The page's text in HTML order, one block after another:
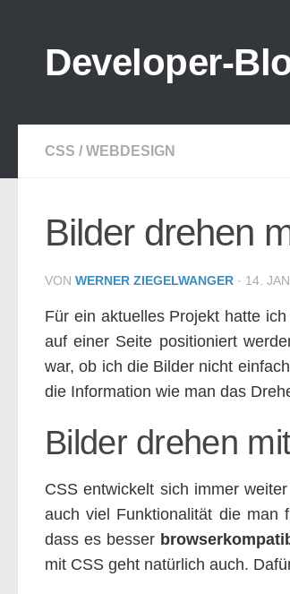
Developer-
CSS / WEBDESIGN
Bilder drehen
VON WERNER ZIEGELWANGER · 14.
Für ein aktuelles Projekt hatte
auf einer Seite positioniert
war, ob ich die Bilder nicht
die Information wie man das
Bilder drehen
CSS entwickelt sich immer
auch viel Funktionalität die man
dass es besser
mit CSS geht natürlich auch.